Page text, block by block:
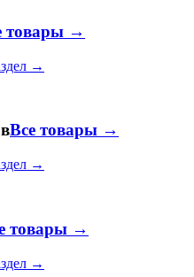
товары →
→
Все товары →
→
товары →
→